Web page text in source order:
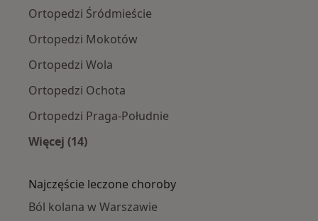
Ortopedzi Śródmieście
Ortopedzi Mokotów
Ortopedzi Wola
Ortopedzi Ochota
Ortopedzi Praga-Południe
Więcej (14)
Najczęście leczone choroby
Ból kolana w Warszawie